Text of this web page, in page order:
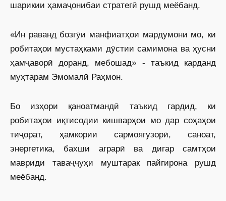
шарикии ҳамаҷонибаи стратегӣ рушд меёбанд.
«Ин раванд бозгӯи манфиатҳои мардумони мо, ки
робитаҳои мустаҳками дӯстии самимона ва ҳусни
ҳамҷаворӣ доранд, мебошад» - таъкид карданд
муҳтарам Эмомалӣ Раҳмон.
Бо изҳори қаноатмандӣ таъкид гардид, ки
робитаҳои иқтисодии кишварҳои мо дар соҳаҳои
тиҷорат, ҳамкории сармоягузорӣ, саноат,
энергетика, бахши аграрӣ ва дигар самтҳои
мавриди таваҷҷуҳи муштарак пайгирона рушд
меёбанд.